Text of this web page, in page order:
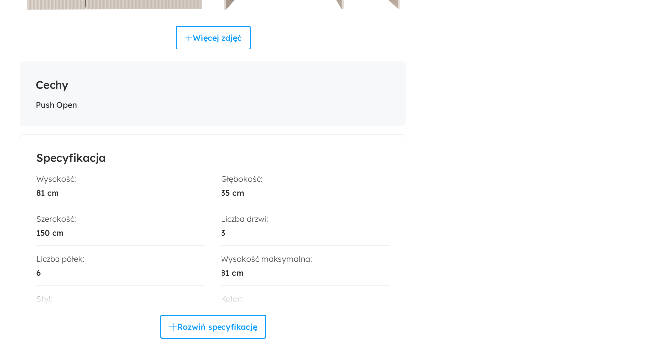
Więcej zdjęć
Cechy
Push Open
Specyfikacja
Wysokość:
81 cm
Głębokość:
35 cm
Szerokość:
150 cm
Liczba drzwi:
3
Liczba półek:
6
Wysokość maksymalna:
81 cm
Styl:
Kolor:
Kaszmir
Rodzaj: